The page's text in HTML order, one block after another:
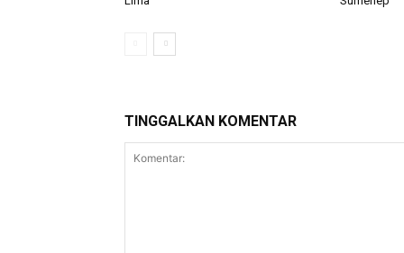
TINGGALKAN KOMENTAR